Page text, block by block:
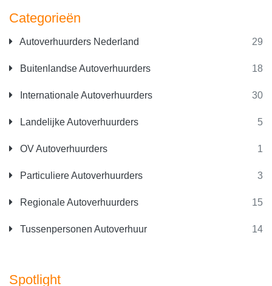
Categorieën
Autoverhuurders Nederland 29
Buitenlandse Autoverhuurders 18
Internationale Autoverhuurders 30
Landelijke Autoverhuurders 5
OV Autoverhuurders 1
Particuliere Autoverhuurders 3
Regionale Autoverhuurders 15
Tussenpersonen Autoverhuur 14
Spotlight